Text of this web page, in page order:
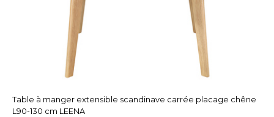
Table à manger extensible scandinave carrée placage chêne
L90-130 cm LEENA